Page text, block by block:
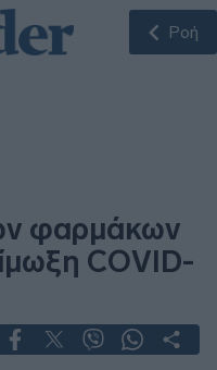
Ροή
φαρμάκων
COVID-